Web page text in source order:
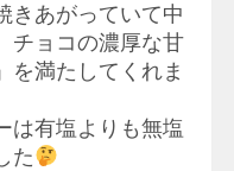
きあがっていて中
チョコの濃厚な甘
を満たしてくれま
は有塩よりも無塩
た